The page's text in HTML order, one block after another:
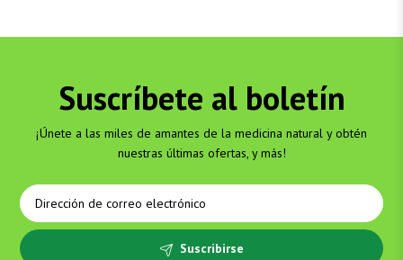
Suscríbete al boletín
¡Únete a las miles de amantes de la medicina natural y obtén
nuestras últimas ofertas, y más!
Suscribirse